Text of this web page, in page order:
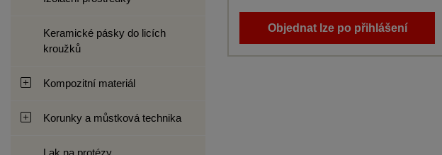
Keramické pásky do licích
kroužků
Kompozitní materiál
Korunky a můstková technika
Lak na protézy
Objednat lze po přihlášení